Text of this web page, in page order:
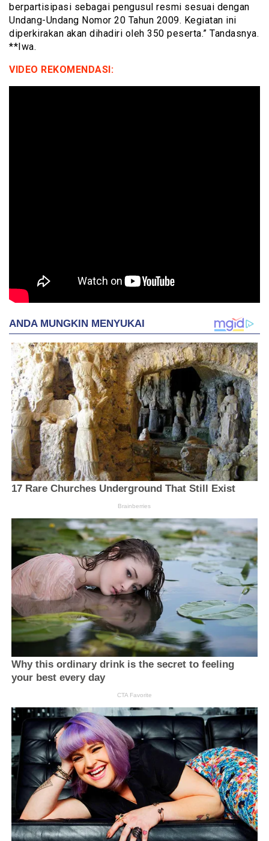
berpartisipasi sebagai pengusul resmi sesuai dengan
Undang-Undang Nomor 20 Tahun 2009. Kegiatan ini
diperkirakan akan dihadiri oleh 350 peserta.” Tandasnya.
**Iwa.
VIDEO REKOMENDASI: